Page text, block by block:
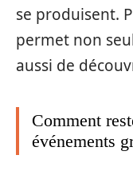
se produisent.
permet non
aussi de
Comment
événements